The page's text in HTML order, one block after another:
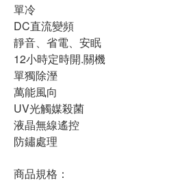
單冷
DC直流變頻
靜音、省電、安眠
12小時定時開.關機
單獨除溼
萬能風向
UV光觸媒殺菌
液晶無線遙控
防鏽處理
商品規格：